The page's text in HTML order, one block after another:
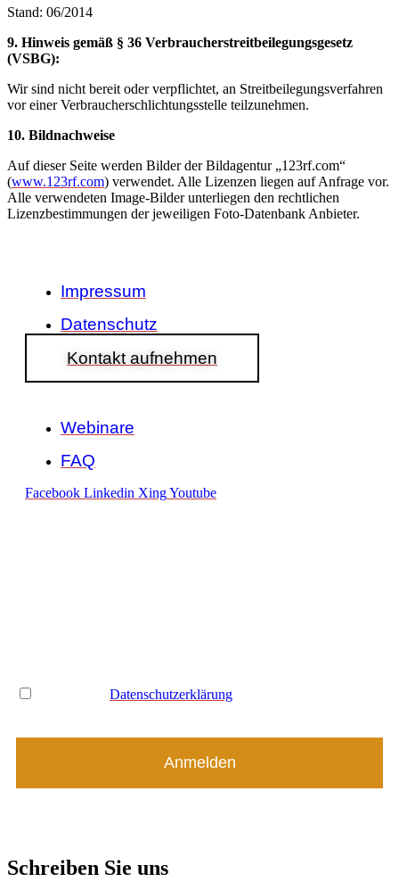
Stand: 06/2014
9. Hinweis gemäß § 36 Verbraucherstreitbeilegungsgesetz
(VSBG):
Wir sind nicht bereit oder verpflichtet, an Streitbeilegungsverfahren
vor einer Verbraucherschlichtungsstelle teilzunehmen.
10. Bildnachweise
Auf dieser Seite werden Bilder der Bildagentur „123rf.com“
(www.123rf.com) verwendet. Alle Lizenzen liegen auf Anfrage vor.
Alle verwendeten Image-Bilder unterliegen den rechtlichen
Lizenzbestimmungen der jeweiligen Foto-Datenbank Anbieter.
Impressum
Datenschutz
Kontakt aufnehmen
Webinare
FAQ
Facebook Linkedin XingYoutube
Datenschutzerklärung
Schreiben Sie uns